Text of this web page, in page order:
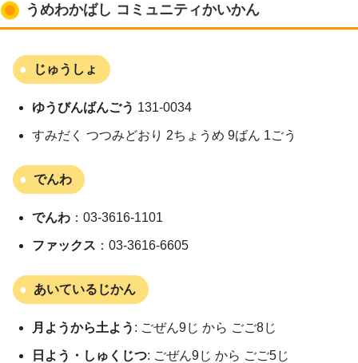
うめわかばし コミュニティかいかん
じゅうしょ
ゆうびんばんごう 131-0034
すみだく つつみどおり 2ちょうめ 9ばん 1ごう
でんわ
でんわ ：03-3616-1101
ファックス ：03-3616-6605
あいているじかん
月ようから土よう : ごぜん9じ から ごご8じ
日よう・しゅくじつ: ごぜん9じ から ごご5じ